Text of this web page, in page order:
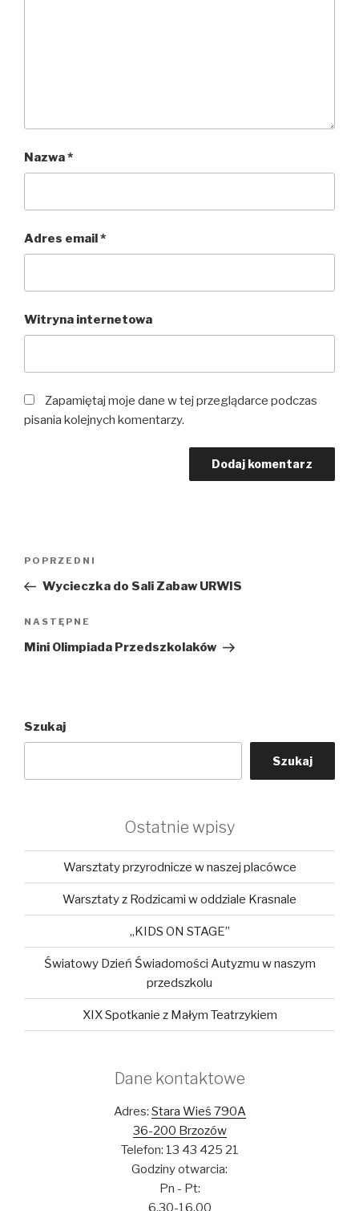
Nazwa*
Adres email*
Witryna internetowa
Zapamiętaj moje dane w tej przeglądarce podczas
pisania kolejnych komentarzy.
Poprzedni
wpis
POPRZEDNI
Wycieczka do Sali Zabaw URWIS
Następny
wpis
NASTĘPNE
Mini Olimpiada Przedszkolaków
Szukaj
Szukaj
Ostatnie wpisy
Warsztaty przyrodnicze w naszej placówce
Warsztaty z Rodzicami w oddziale Krasnale
„KIDS ON STAGE”
Światowy Dzień Świadomości Autyzmu w naszym
przedszkolu
XIX Spotkanie z Małym Teatrzykiem
Dane kontaktowe
Adres: Stara Wieś 790A
36-200 Brzozów
Telefon: 13 43 425 21
Godziny otwarcia:
Pn - Pt: